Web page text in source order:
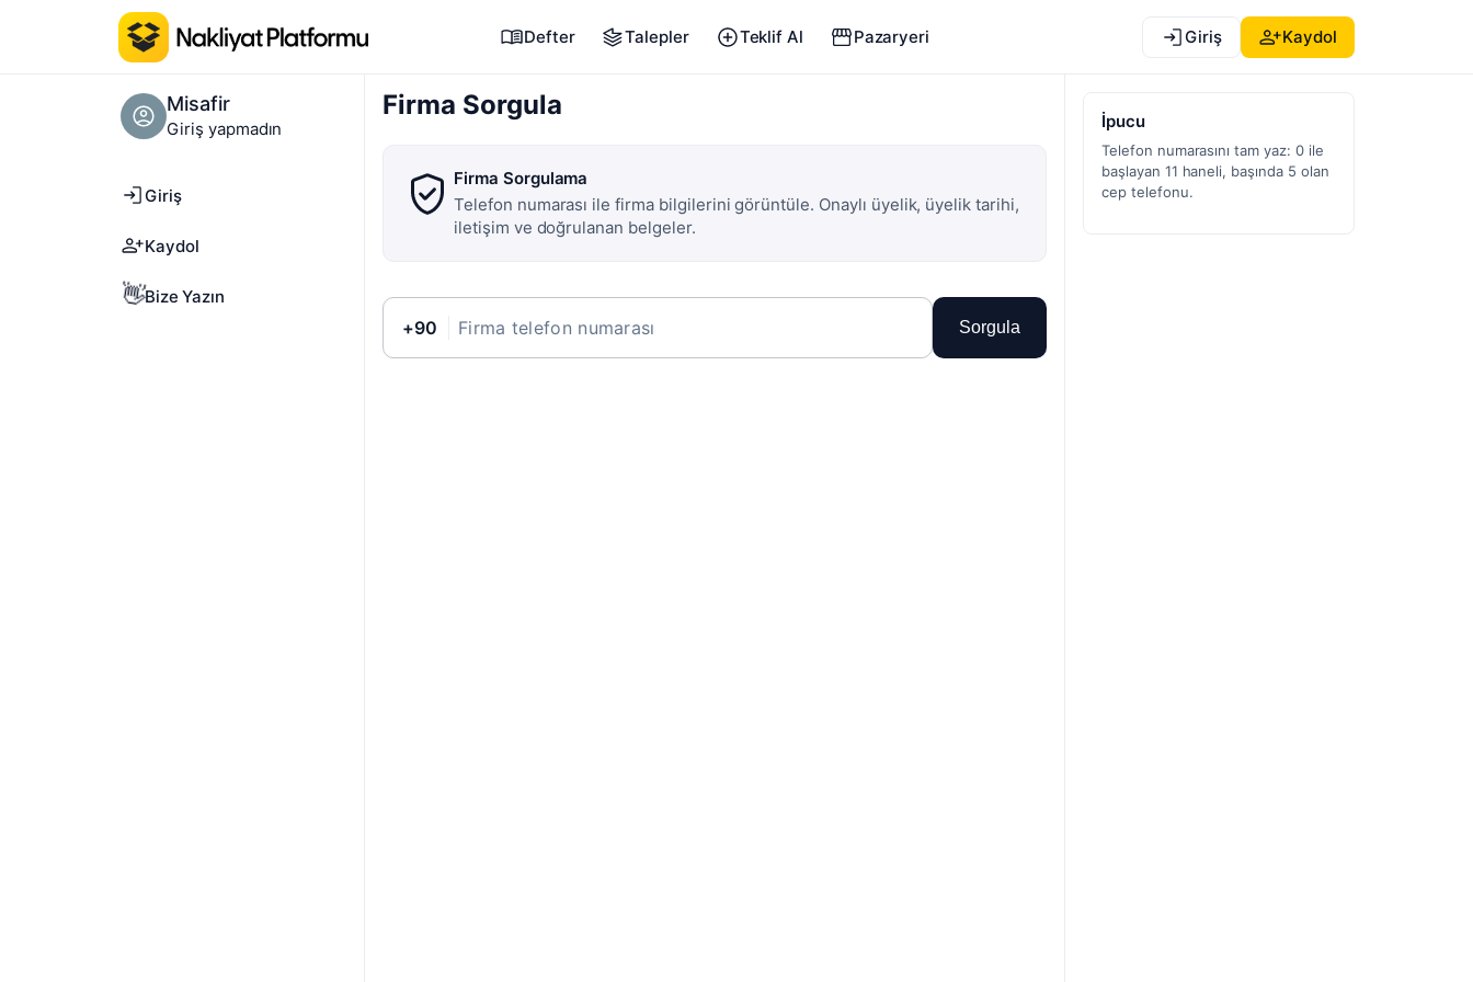
Misafir
Giriş yapmadın
Giriş
Kaydol
👋Bize Yazın
Defter Talepler Teklif Al Pazaryeri Giriş Kaydol
Firma Sorgula
Firma Sorgulama
Telefon numarası ile firma bilgilerini görüntüle. Onaylı üyelik, üyelik tarihi,
iletişim ve doğrulanan belgeler.
+90 Sorgula
İpucu
Telefon numarasını tam yaz: 0 ile
başlayan 11 haneli, başında 5 olan
cep telefonu.